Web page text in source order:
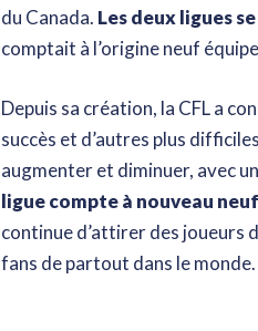
du Canada. Les deux ligues
comptait à l’origine neuf
Depuis sa création, la CFL a
succès et d’autres plus
augmenter et diminuer, avec
ligue compte à nouveau
continue d’attirer des joueurs
fans de partout dans le monde.